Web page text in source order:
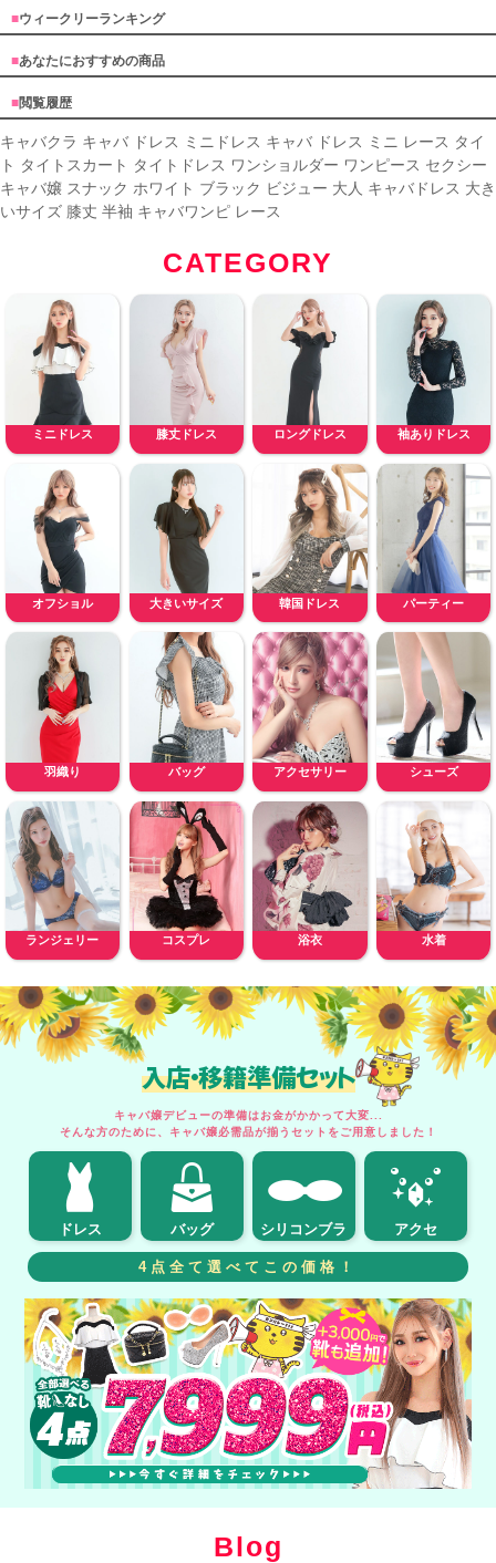
■ウィークリーランキング
■あなたにおすすめの商品
■閲覧履歴
キャバクラ キャバ ドレス ミニドレス キャバ ドレス ミニ レース タイ
ト タイトスカート タイトドレス ワンショルダー ワンピース セクシー
キャバ嬢 スナック ホワイト ブラック ビジュー 大人 キャバドレス 大き
いサイズ 膝丈 半袖 キャバワンピ レース
CATEGORY
ミニドレス 膝丈ドレス ロングドレス 袖ありドレス
オフショル 大きいサイズ 韓国ドレス パーティー
羽織り バッグ アクセサリー シューズ
ランジェリー コスプレ 浴衣 水着
入店・移籍準備セット
キャバ嬢デビューの準備はお金がかかって大変...
そんな方のために、キャバ嬢必需品が揃うセットをご用意しました！
ドレス バッグ シリコンブラ アクセ
4点全て選べてこの価格！
Blog